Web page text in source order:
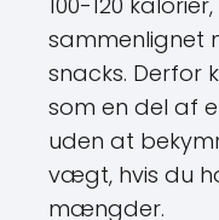
sammenlignet
snacks. Derfor
som en del af
uden at
vægt, hvis du
mængder.